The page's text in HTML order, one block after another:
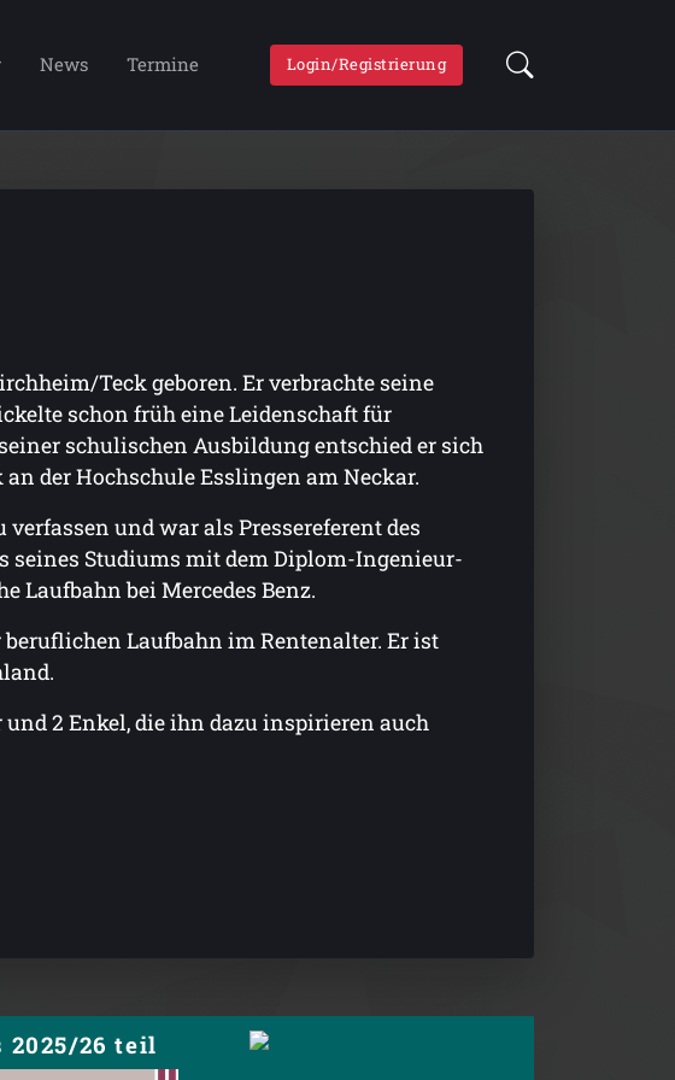
News Termine Login/Registrierung
Teck geboren. Er verbrachte seine
schon früh eine Leidenschaft für
schulischen Ausbildung entschied er sich
der Hochschule Esslingen am Neckar.
und war als Pressereferent des
seines Studiums mit dem Diplom-Ingenieur-
Laufbahn bei Mercedes Benz.
Laufbahn im Rentenalter. Er ist
2 Enkel, die ihn dazu inspirieren auch
26 teil